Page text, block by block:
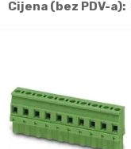
Cijena (bez PDV-a):